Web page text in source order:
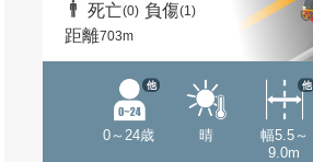
死亡(0) 負傷(1)
距離703m
0～24歳
他
晴
幅5.5～
9.0m
他